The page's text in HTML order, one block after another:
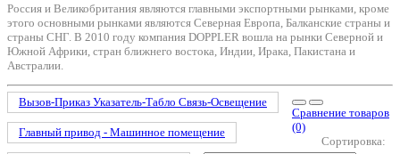
Россия и Великобритания являются главными экспортными рынками, кроме
этого основными рынками являются Северная Европа, Балканские страны и
страны СНГ. В 2010 году компания DOPPLER вошла на рынки Северной и
Южной Африки, стран ближнего востока, Индии, Ирака, Пакистана и
Австралии.
Вызов-Приказ Указатель-Табло Связь-Освещение
Главный привод - Машинное помещение
Сравнение товаров
(0)
Сортировка: